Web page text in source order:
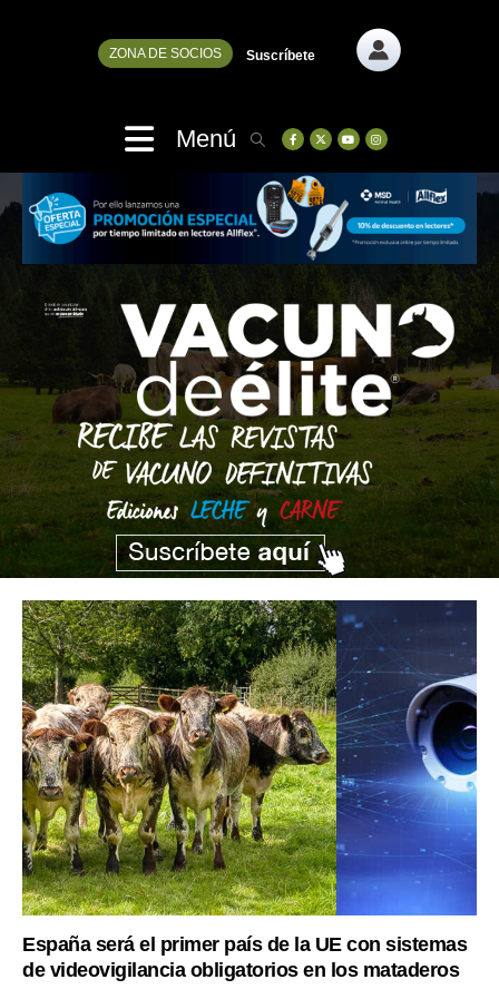
ZONA DE SOCIOS Suscríbete
Menú
España será el primer país de la UE con sistemas
de videovigilancia obligatorios en los mataderos